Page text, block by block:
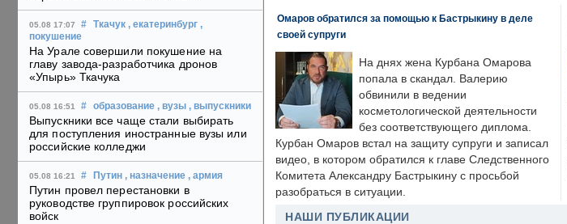
05.08 17:07 # Ткачук , екатеринбург ,
покушение
На Урале совершили покушение на
главу завода-разработчика дронов
«Упырь» Ткачука
05.08 16:51 # образование , вузы , выпускники
Выпускники все чаще стали выбирать
для поступления иностранные вузы или
российские колледжи
05.08 16:21 # Путин , назначение , армия
Путин провел перестановки в
руководстве группировок российских
войск
Омаров обратился за помощью к Бастрыкину в деле
своей супруги
На днях жена Курбана Омарова
попала в скандал. Валерию
обвинили в ведении
косметологической деятельности
без соответствующего диплома.
Курбан Омаров встал на защиту супруги и записал
видео, в котором обратился к главе Следственного
Комитета Александру Бастрыкину с просьбой
разобраться в ситуации.
НАШИ ПУБЛИКАЦИИ